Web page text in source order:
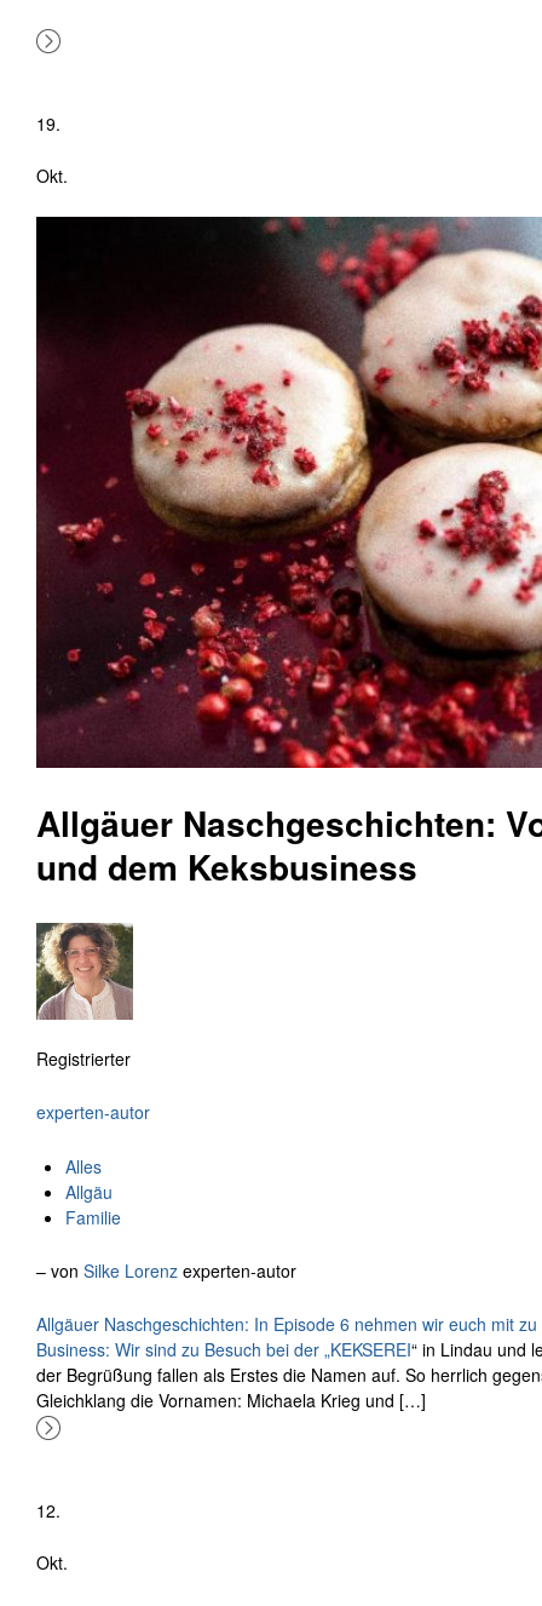
19.
Okt.
Allgäuer Naschgeschichten:
und dem Keksbusiness
Registrierter
experten-autor
Alles
Allgäu
Familie
– von Silke Lorenz experten-autor
Allgäuer Naschgeschichten: In Episode 6 nehmen wir euch mit
Business: Wir sind zu Besuch bei der „KEKSEREI“ in Lindau und
der Begrüßung fallen als Erstes die Namen auf. So herrlich
Gleichklang die Vornamen: Michaela Krieg und […]
12.
Okt.